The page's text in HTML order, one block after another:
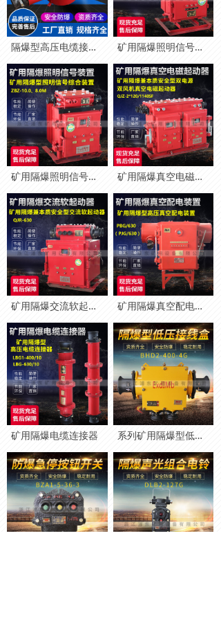
隔爆型高压电缆接线盒 矿用隔爆照明信号装置
矿用隔爆照明信号装置 矿用隔爆真空电磁起动器
矿用隔爆交流软起动器 矿用隔爆真空配电装置
矿用隔爆电缆连接器 系列矿用隔爆型低压电缆接线盒